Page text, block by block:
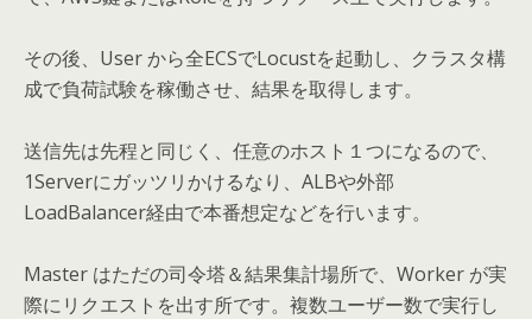
その後、User から全ECSでLocustを起動し、クラスタ構
成で負荷試験を稼働させ、結果を取得します。
送信先は先程と同じく、任意のホスト１つになるので、
1Serverにガッツリかけるなり、ALBや外部
LoadBalancer経由で本番想定などを行います。
Master はただの司令塔＆結果集計場所で、Worker が実
際にリクエストを出す所です。複数ユーザー数で実行し